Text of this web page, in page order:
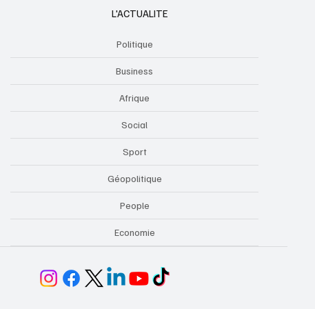
L'ACTUALITE
Politique
Business
Afrique
Social
Sport
Géopolitique
People
Economie